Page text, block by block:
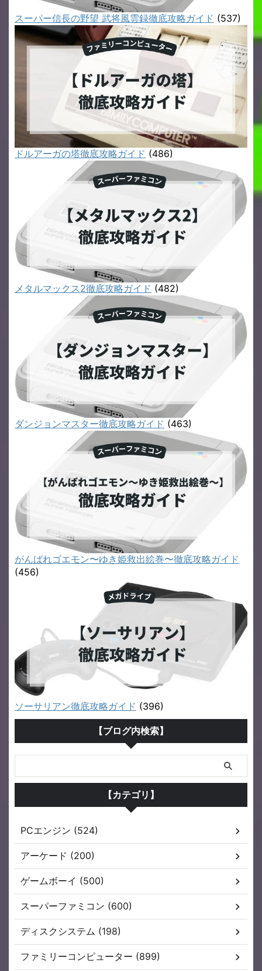
スーパー信長の野望 武将風雲録徹底攻略ガイド (537)
ドルアーガの塔徹底攻略ガイド (486)
メタルマックス2徹底攻略ガイド (482)
ダンジョンマスター徹底攻略ガイド (463)
がんばれゴエモン〜ゆき姫救出絵巻〜徹底攻略ガイド
(456)
ソーサリアン徹底攻略ガイド (396)
【ブログ内検索】
【カテゴリ】
PCエンジン (524)
アーケード (200)
ゲームボーイ (500)
スーパーファミコン (600)
ディスクシステム (198)
ファミリーコンピューター (899)